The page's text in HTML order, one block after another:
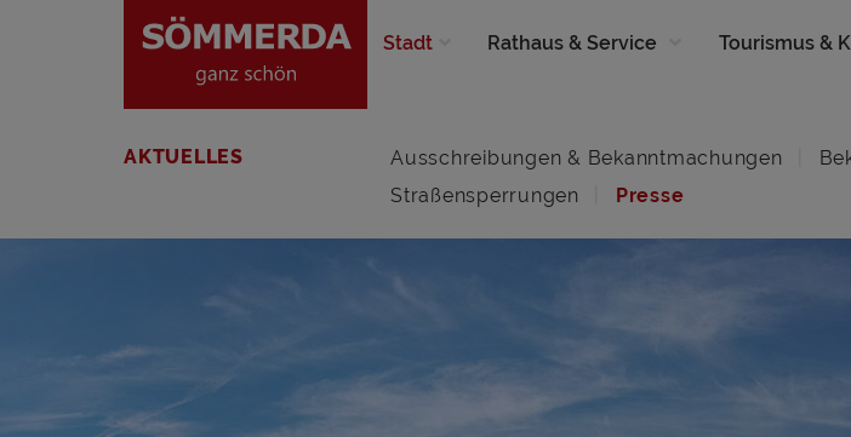
Stadt Rathaus & Service Tourismus &
AKTUELLES Ausschreibungen & Bekanntmachungen
Straßensperrungen
Presse